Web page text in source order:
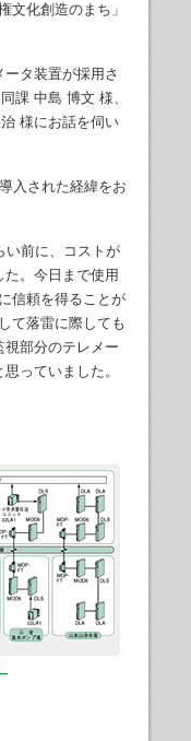
文化創造のまち」
タ装置が採用さ
課 中島 博文 様、
様にお話を伺い
入された経緯をお
い前に、コストが
。今日まで使用
信頼を得ることが
て落雷に際しても
部分のテレメー
っていました。